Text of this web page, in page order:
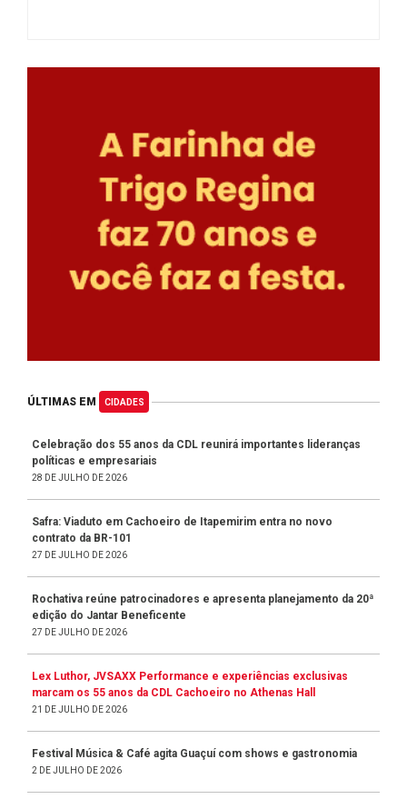
ÚLTIMAS EM CIDADES
Celebração dos 55 anos da CDL reunirá importantes lideranças
políticas e empresariais
28 DE JULHO DE 2026
Safra: Viaduto em Cachoeiro de Itapemirim entra no novo
contrato da BR-101
27 DE JULHO DE 2026
Rochativa reúne patrocinadores e apresenta planejamento da 20ª
edição do Jantar Beneficente
27 DE JULHO DE 2026
Lex Luthor, JVSAXX Performance e experiências exclusivas
marcam os 55 anos da CDL Cachoeiro no Athenas Hall
21 DE JULHO DE 2026
Festival Música & Café agita Guaçuí com shows e gastronomia
2 DE JULHO DE 2026